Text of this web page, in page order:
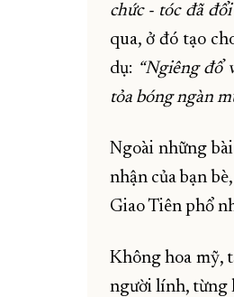
chức - tóc đã
qua, ở đó tạo
dụ: “Ngiêng đổ
tỏa bóng ngàn
Ngoài những
nhận của bạn
Giao Tiên phổ
Không hoa mỹ,
người lính, từng